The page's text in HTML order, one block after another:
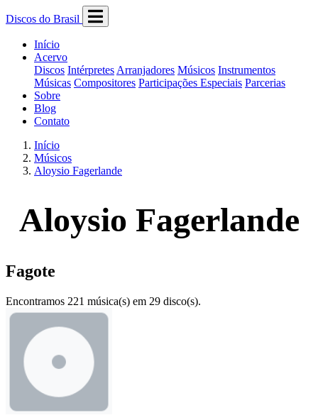
Discos do Brasil
Início
Acervo
Discos Intérpretes Arranjadores Músicos Instrumentos
Músicas Compositores Participações Especiais Parcerias
Sobre
Blog
Contato
Início
Músicos
Aloysio Fagerlande
Aloysio Fagerlande
Fagote
Encontramos 221 música(s) em 29 disco(s).